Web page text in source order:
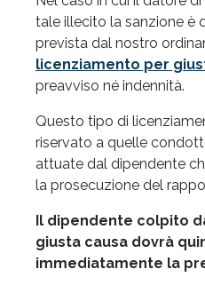
tale illecito la sanzione è
prevista dal nostro
licenziamento per
preavviso né indennità.
Questo tipo di
riservato a quelle
attuate dal dipendente
la prosecuzione del
Il dipendente colpito
giusta causa dovrà
immediatamente la